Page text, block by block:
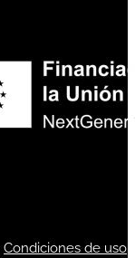
Condiciones de uso